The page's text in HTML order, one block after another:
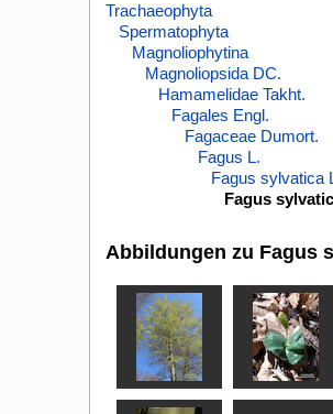
Trachaeophyta
Spermatophyta
Magnoliophytina
Magnoliopsida DC.
Hamamelidae Takht.
Fagales Engl.
Fagaceae Dumort.
Fagus L.
Fagus sylvatica
Fagus
Abbildungen zu Fagus